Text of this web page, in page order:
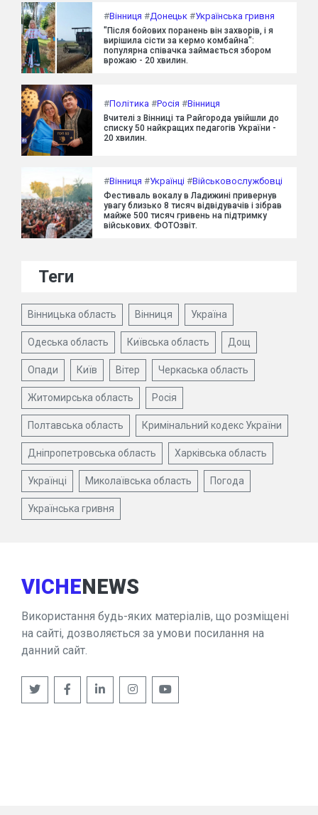
#Вінниця #Донецьк #Українська гривня
"Після бойових поранень він захворів, і я
вирішила сісти за кермо комбайна":
популярна співачка займається збором
врожаю - 20 хвилин.
#Політика #Росія #Вінниця
Вчителі з Вінниці та Райгорода увійшли до
списку 50 найкращих педагогів України -
20 хвилин.
#Вінниця #Українці #Військовослужбовці
Фестиваль вокалу в Ладижині привернув
увагу близько 8 тисяч відвідувачів і зібрав
майже 500 тисяч гривень на підтримку
військових. ФОТОзвіт.
Теги
Вінницька область Вінниця Україна
Одеська область Київська область Дощ
Опади Київ Вітер Черкаська область
Житомирська область Росія
Полтавська область Кримінальний кодекс України
Дніпропетровська область Харківська область
Українці Миколаївська область Погода
Українська гривня
VICHENEWS
Використання будь-яких матеріалів, що розміщені
на сайті, дозволяється за умови посилання на
данний сайт.